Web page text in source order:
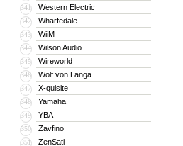
341 Western Electric
342 Wharfedale
343 WiiM
344 Wilson Audio
345 Wireworld
346 Wolf von Langa
347 X-quisite
348 Yamaha
349 YBA
350 Zavfino
351 ZenSati